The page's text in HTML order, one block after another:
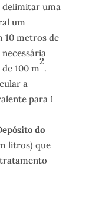
uma
um
10 metros de
100 m
2
.
a
para 1
do
litros) que